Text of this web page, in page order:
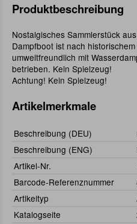
Produktbeschreibung
Nostalgisches Sammlerstück
Dampfboot ist nach
umweltfreundlich mit
betrieben. Kein Spielzeug!
Achtung! Kein Spielzeug!
Artikelmerkmale
Beschreibung (DEU)
Beschreibung (ENG)
Artikel-Nr.
Barcode-Referenznummer
Artikeltyp
Katalogseite